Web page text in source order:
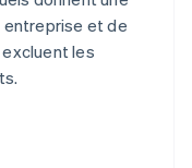
entreprise et de
les